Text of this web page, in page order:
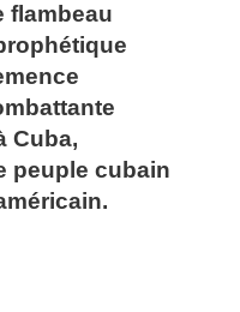
flambeau
Cuba,
peuple cubain